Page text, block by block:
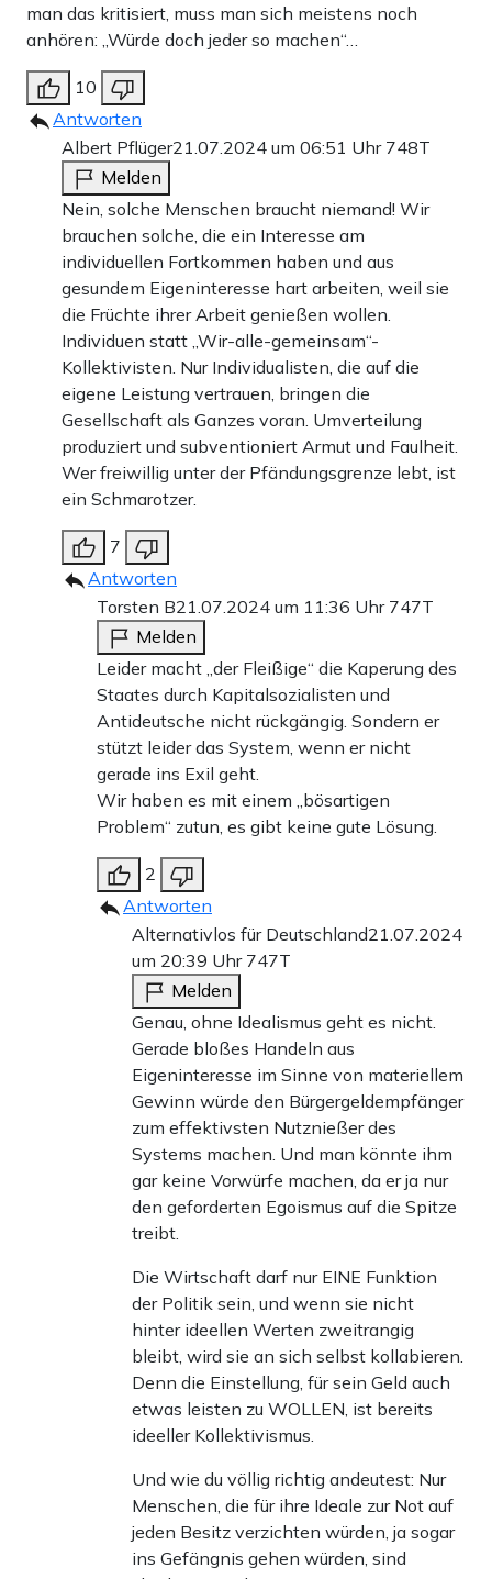
man das kritisiert, muss man sich meistens noch
anhören: „Würde doch jeder so machen“…
10
Antworten
Albert Pflüger21.07.2024 um 06:51 Uhr 748T
Melden
Nein, solche Menschen braucht niemand! Wir
brauchen solche, die ein Interesse am
individuellen Fortkommen haben und aus
gesundem Eigeninteresse hart arbeiten, weil sie
die Früchte ihrer Arbeit genießen wollen.
Individuen statt „Wir-alle-gemeinsam“-
Kollektivisten. Nur Individualisten, die auf die
eigene Leistung vertrauen, bringen die
Gesellschaft als Ganzes voran. Umverteilung
produziert und subventioniert Armut und Faulheit.
Wer freiwillig unter der Pfändungsgrenze lebt, ist
ein Schmarotzer.
7
Antworten
Torsten B21.07.2024 um 11:36 Uhr 747T
Melden
Leider macht „der Fleißige“ die Kaperung des
Staates durch Kapitalsozialisten und
Antideutsche nicht rückgängig. Sondern er
stützt leider das System, wenn er nicht
gerade ins Exil geht.
Wir haben es mit einem „bösartigen
Problem“ zutun, es gibt keine gute Lösung.
2
Antworten
Alternativlos für Deutschland21.07.2024
um 20:39 Uhr 747T
Melden
Genau, ohne Idealismus geht es nicht.
Gerade bloßes Handeln aus
Eigeninteresse im Sinne von materiellem
Gewinn würde den Bürgergeldempfänger
zum effektivsten Nutznießer des
Systems machen. Und man könnte ihm
gar keine Vorwürfe machen, da er ja nur
den geforderten Egoismus auf die Spitze
treibt.
Die Wirtschaft darf nur EINE Funktion
der Politik sein, und wenn sie nicht
hinter ideellen Werten zweitrangig
bleibt, wird sie an sich selbst kollabieren.
Denn die Einstellung, für sein Geld auch
etwas leisten zu WOLLEN, ist bereits
ideeller Kollektivismus.
Und wie du völlig richtig andeutest: Nur
Menschen, die für ihre Ideale zur Not auf
jeden Besitz verzichten würden, ja sogar
ins Gefängnis gehen würden, sind